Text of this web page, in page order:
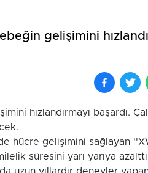
gelişimini
hızlandırmayı başardı.
hücre gelişimini sağlayan
süresini yarı yarıya